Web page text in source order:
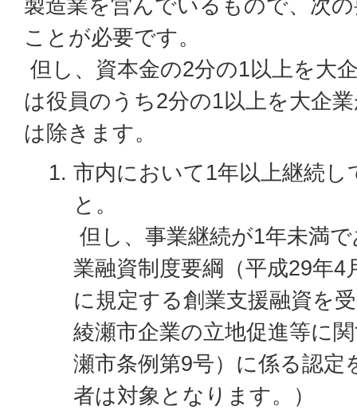
製造業を営んでいるもので、次
ことが必要です。
但し、資本金の2分の1以上を大
は役員のうち2分の1以上を大企
は除きます。
市内において1年以上継続
と。
但し、事業継続が1年未満
業融資制度要綱（平成29年4
に規定する創業支援融資を
綾瀬市企業の立地促進等に
瀬市条例第9号）に係る認定
者は対象となります。）